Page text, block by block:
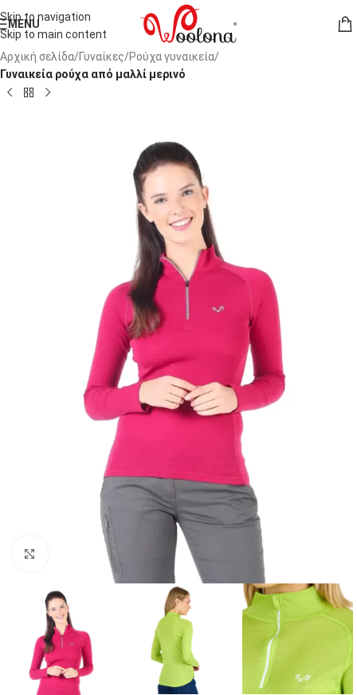
Skip to navigation
Skip to main content
MENU
Αρχική σελίδα Γυναίκες Ρούχα γυναικεία
Γυναικεία ρούχα από μαλλί μερινό
Click to enlarge